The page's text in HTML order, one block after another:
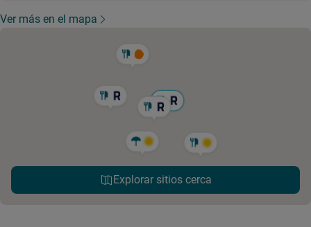
Ver más en el mapa
Explorar sitios cerca